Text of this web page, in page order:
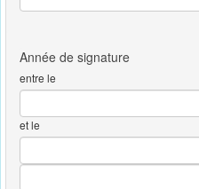
entre le
et le